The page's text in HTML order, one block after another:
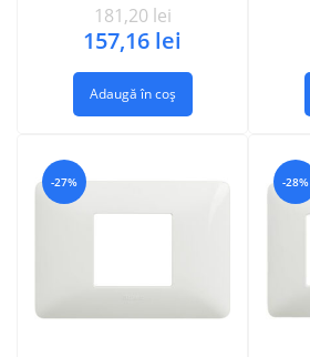
181,20 lei
157,16 lei
Adaugă în coș
-27% -28%